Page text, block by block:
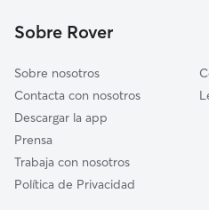
Aguilar de Codés
Sobre Rover
Sobre nosotros
Contacta con nosotros
Descargar la app
Prensa
Trabaja con nosotros
Política de Privacidad